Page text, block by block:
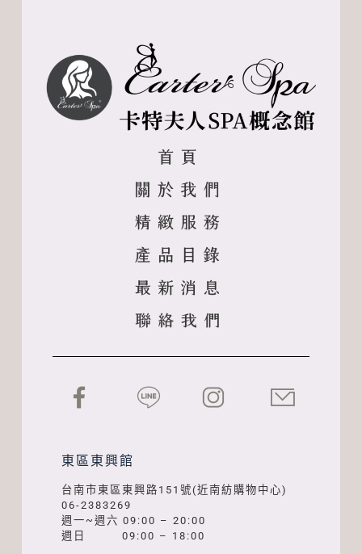
東區東興館
台南市東區東興路151號(近南紡購物中心)
06-2383269
週一~週六 09:00 – 20:00
週日 09:00 – 18:00